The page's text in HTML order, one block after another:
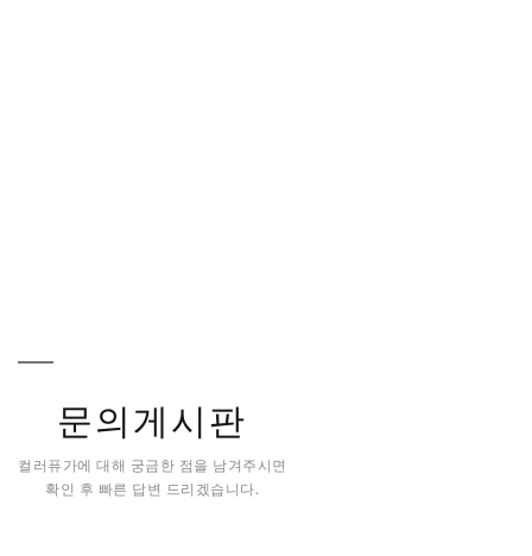
문의게시판
컬러퓨가에 대해 궁금한 점을 남겨주시면
확인 후 빠른 답변 드리겠습니다.